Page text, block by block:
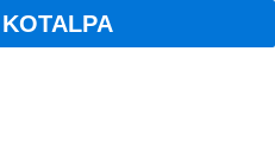
KOTALPA